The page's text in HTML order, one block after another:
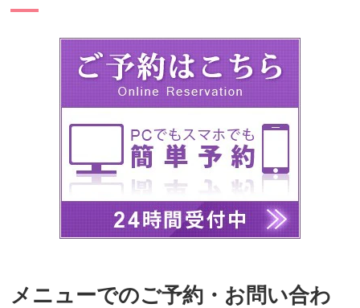
メニューでのご予約・お問い合わ